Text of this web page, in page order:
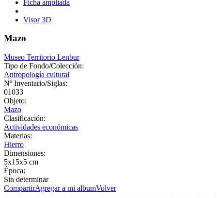
Ficha ampliada
|
Visor 3D
Mazo
Museo Territorio Lenbur
Tipo de Fondo/Colección:
Antropología cultural
Nº Inventario/Siglas:
01033
Objeto:
Mazo
Clasificación:
Actividades económicas
Materias:
Hierro
Dimensiones:
5x15x5 cm
Época:
Sin determinar
CompartirAgregar a mi albumVolver